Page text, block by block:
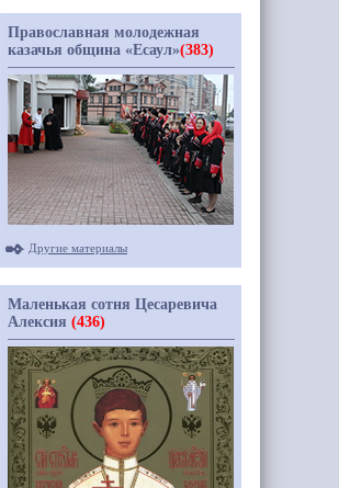
Православная молодежная
казачья община «Есаул»(383)
Другие материалы
Маленькая сотня Цесаревича
Алексия (436)